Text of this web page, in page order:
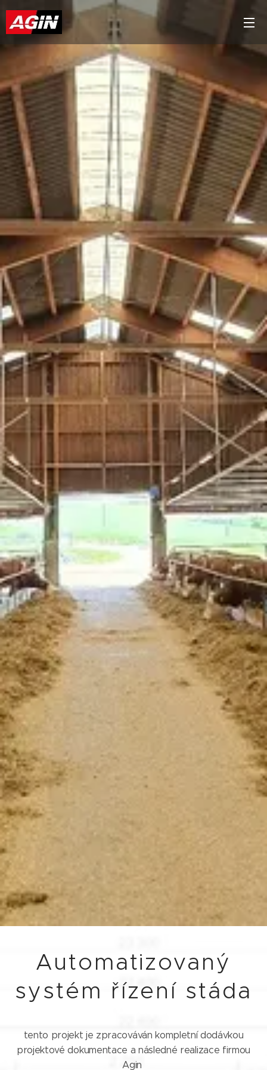
Automatizovaný
systém řízení stáda
tento projekt je zpracováván kompletní dodávkou
projektové dokumentace a následné realizace firmou
Agin